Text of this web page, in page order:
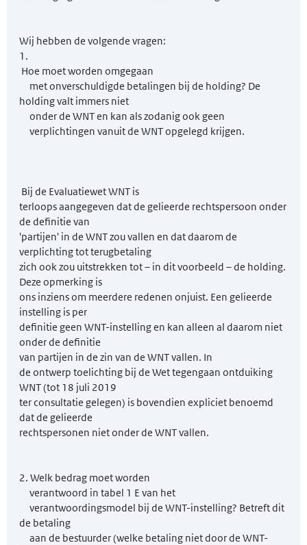
Wij hebben de volgende vragen:
1.
Hoe moet worden omgegaan
met onverschuldigde betalingen bij de holding? De
holding valt immers niet
onder de WNT en kan als zodanig ook geen
verplichtingen vanuit de WNT opgelegd krijgen.
Bij de Evaluatiewet WNT is
terloops aangegeven dat de gelieerde rechtspersoon onder
de definitie van
'partijen' in de WNT zou vallen en dat daarom de
verplichting tot terugbetaling
zich ook zou uitstrekken tot – in dit voorbeeld – de holding.
Deze opmerking is
ons inziens om meerdere redenen onjuist. Een gelieerde
instelling is per
definitie geen WNT-instelling en kan alleen al daarom niet
onder de definitie
van partijen in de zin van de WNT vallen. In
de ontwerp toelichting bij de Wet tegengaan ontduiking
WNT (tot 18 juli 2019
ter consultatie gelegen) is bovendien expliciet benoemd
dat de gelieerde
rechtspersonen niet onder de WNT vallen.
2. Welk bedrag moet worden
verantwoord in tabel 1 E van het
verantwoordingsmodel bij de WNT-instelling? Betreft dit
de betaling
aan de bestuurder (welke betaling niet door de WNT-